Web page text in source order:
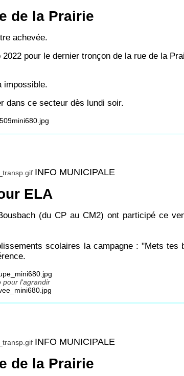
de la Prairie
achevée.
2022 pour le dernier tronçon de la rue de la
impossible.
dans ce secteur dès lundi soir.
INFO MUNICIPALE
ELA
(du CP au CM2) ont participé ce
scolaires la campagne : "Mets tes
pour l'agrandir
INFO MUNICIPALE
de la Prairie